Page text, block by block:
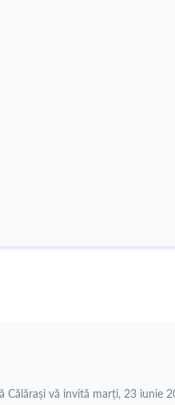
vă invită marți, 23 iunie